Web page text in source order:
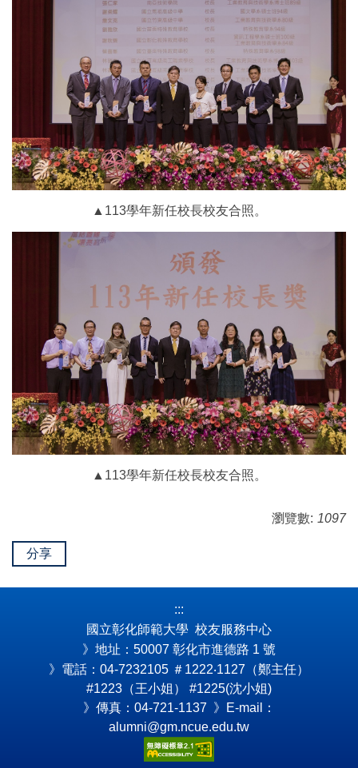
▲113學年新任校長校友合照。
▲113學年新任校長校友合照。
瀏覽數: 1097
分享
:::
國立彰化師範大學 校友服務中心
》地址：50007 彰化市進德路 1 號
》電話：04-7232105 ＃1222‧1127（鄭主任）
#1223（王小姐） #1225(沈小姐)
》傳真：04-721-1137 》E-mail：
alumni@gm.ncue.edu.tw